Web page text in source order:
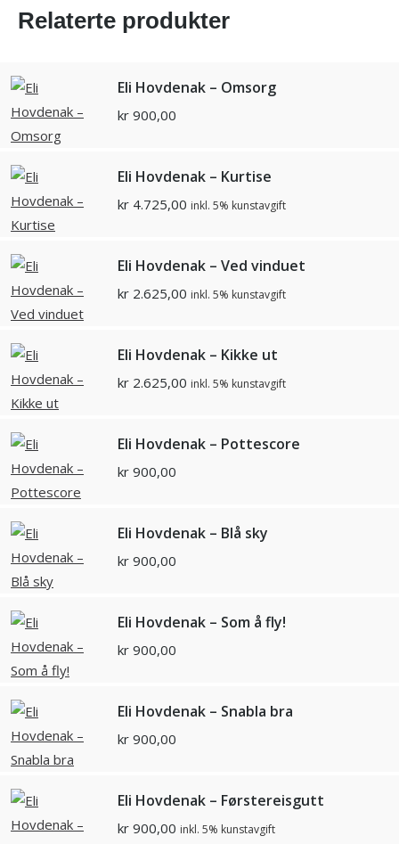
Relaterte produkter
Eli Hovdenak – Omsorg
kr 900,00
Eli Hovdenak – Kurtise
kr 4.725,00 inkl. 5% kunstavgift
Eli Hovdenak – Ved vinduet
kr 2.625,00 inkl. 5% kunstavgift
Eli Hovdenak – Kikke ut
kr 2.625,00 inkl. 5% kunstavgift
Eli Hovdenak – Pottescore
kr 900,00
Eli Hovdenak – Blå sky
kr 900,00
Eli Hovdenak – Som å fly!
kr 900,00
Eli Hovdenak – Snabla bra
kr 900,00
Eli Hovdenak – Førstereisgutt
kr 900,00 inkl. 5% kunstavgift